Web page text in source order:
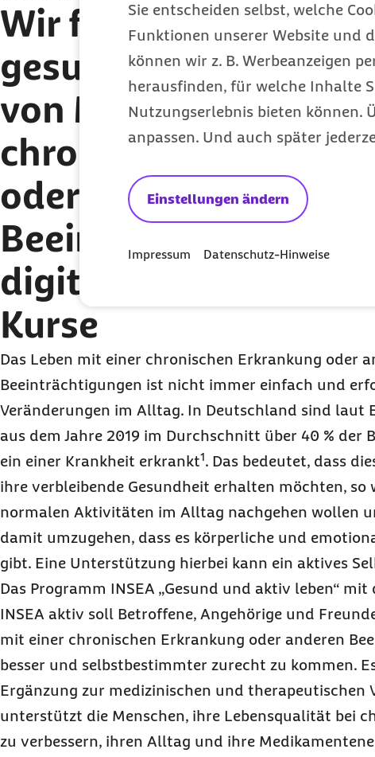
Sie entscheiden selbst, welche
Funktionen unserer Website und
können wir z. B. Werbeanzeigen
herausfinden, für welche Inhalte
Nutzungserlebnis bieten können.
anpassen. Und auch später
Einstellungen ändern
Impressum Datenschutz-Hinweise
Wir fördern die
gesundheitliche
von Menschen mit
chronischen
oder anderen
Beeinträchtigungen
digitale
Kurse
Das Leben mit einer chronischen Erkrankung oder
Beeinträchtigungen ist nicht immer einfach und
Veränderungen im Alltag. In Deutschland sind laut
aus dem Jahre 2019 im Durchschnitt über 40 % der
ein einer Krankheit erkrankt1. Das bedeutet, dass
ihre verbleibende Gesundheit erhalten möchten, so
normalen Aktivitäten im Alltag nachgehen wollen
damit umzugehen, dass es körperliche und
gibt. Eine Unterstützung hierbei kann ein aktives
Das Programm INSEA „Gesund und aktiv leben“ mit
INSEA aktiv soll Betroffene, Angehörige und
mit einer chronischen Erkrankung oder anderen
besser und selbstbestimmter zurecht zu kommen.
Ergänzung zur medizinischen und therapeutischen
unterstützt die Menschen, ihre Lebensqualität bei
zu verbessern, ihren Alltag und ihre